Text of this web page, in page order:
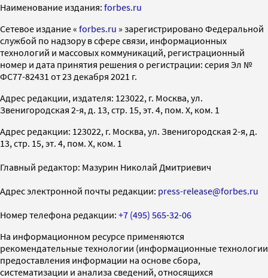
Наименование издания: forbes.ru
Cетевое издание « forbes.ru » зарегистрировано Федеральной
службой по надзору в сфере связи, информационных
технологий и массовых коммуникаций, регистрационный
номер и дата принятия решения о регистрации: серия Эл №
ФС77-82431 от 23 декабря 2021 г.
Адрес редакции, издателя: 123022, г. Москва, ул.
Звенигородская 2-я, д. 13, стр. 15, эт. 4, пом. X, ком. 1
Адрес редакции: 123022, г. Москва, ул. Звенигородская 2-я, д.
13, стр. 15, эт. 4, пом. X, ком. 1
Главный редактор: Мазурин Николай Дмитриевич
Адрес электронной почты редакции: press-release@forbes.ru
Номер телефона редакции: +7 (495) 565-32-06
На информационном ресурсе применяются
рекомендательные технологии (информационные технологии
предоставления информации на основе сбора,
систематизации и анализа сведений, относящихся